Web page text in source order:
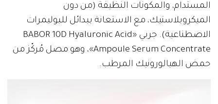
المستدام، والمكونات النظيفة (من دون
الميكروبلاستيك، مع الاستعانة ببدائل للبوليمرات
الاصطناعية). جربي «BABOR 10D Hyaluronic Acid
Ampoule Serum Concentrate»، وهو مصل مُركّز من
حمض الهيالورونيك المرطب.